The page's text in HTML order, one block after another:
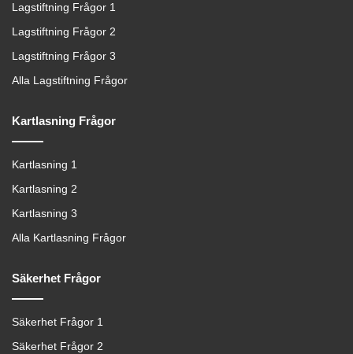
Lagstiftning Frågor 1
Lagstiftning Frågor 2
Lagstiftning Frågor 3
Alla Lagstiftning Frågor
Kartlasning Frågor
Kartlasning 1
Kartlasning 2
Kartlasning 3
Alla Kartlasning Frågor
Säkerhet Frågor
Säkerhet Frågor 1
Säkerhet Frågor 2